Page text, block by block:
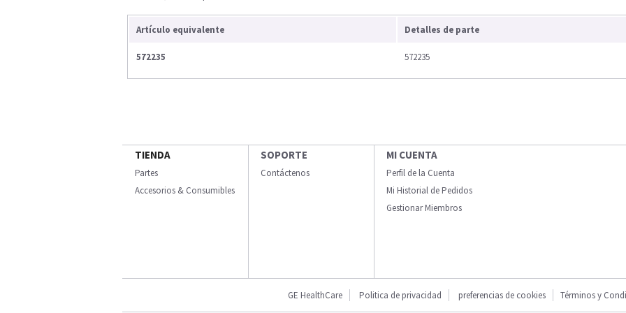
Artículo equivalente Detalles de parte
572235 572235
TIENDA
Partes
Accesorios & Consumibles
SOPORTE
Contáctenos
MI CUENTA
Perfil de la Cuenta
Mi Historial de Pedidos
Gestionar Miembros
GE HealthCare Politica de privacidad preferencias de cookies Términos y